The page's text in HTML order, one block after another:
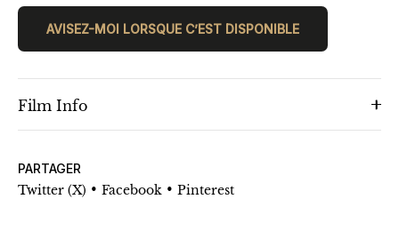
AVISEZ-MOI LORSQUE C’EST DISPONIBLE
Film Info
PARTAGER
Twitter (X) • Facebook • Pinterest